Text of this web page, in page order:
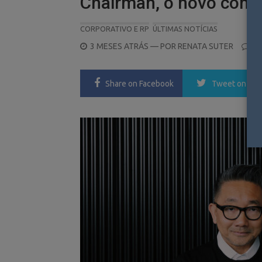
CORPORATIVO E RP ÚLTIMAS NOTÍCIAS
POSTED
3 MESES ATRÁS — POR RENATA SUTER
Share on Facebook Tweet on